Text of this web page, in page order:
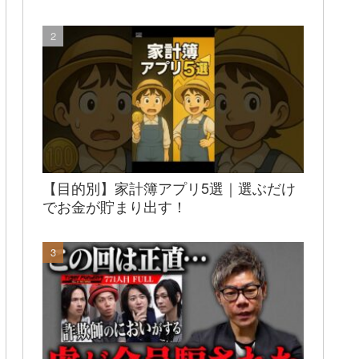
【目的別】家計簿アプリ5選｜選ぶだけ
でお金が貯まり出す！